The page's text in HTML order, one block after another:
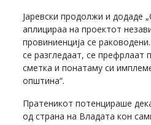
Јаревски продолжи и додаде
аплицираа на проектот
провиниенција се
се разгледаат, се префрлаат
сметка и понатаму си
општина“.
Пратеникот потенцираше
од страна на Владата кон